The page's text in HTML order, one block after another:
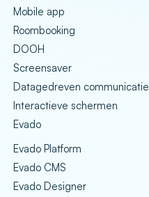
Mobile app
Roombooking
DOOH
Screensaver
Datagedreven communicatie
Interactieve schermen
Evado
Evado Platform
Evado CMS
Evado Designer